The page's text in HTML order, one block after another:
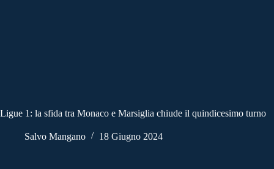
Ligue 1: la sfida tra Monaco e Marsiglia chiude il quindicesimo turno
Salvo Mangano 18 Giugno 2024